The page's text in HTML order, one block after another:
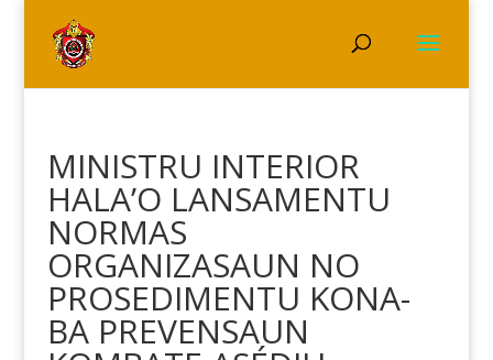
MINISTRU INTERIOR
HALA’O LANSAMENTU
NORMAS
ORGANIZASAUN NO
PROSEDIMENTU KONA-
BA PREVENSAUN